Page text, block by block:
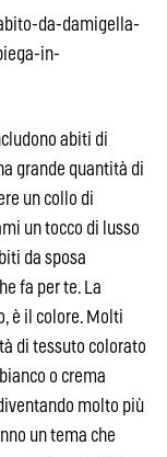
da-damigella-
in-
abiti di
grande quantità di
un collo di
un tocco di lusso
da sposa
fa per te. La
è il colore. Molti
di tessuto colorato
o crema
molto più
un tema che